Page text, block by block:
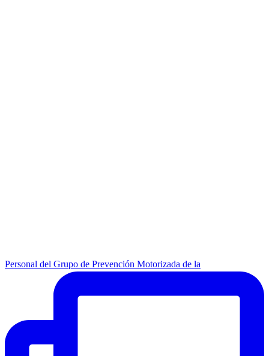
Personal del Grupo de Prevención Motorizada de la